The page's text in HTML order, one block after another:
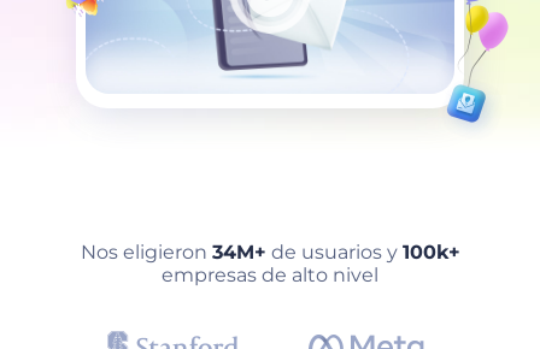
Nos eligieron 34M+ de usuarios y 100k+
empresas de alto nivel